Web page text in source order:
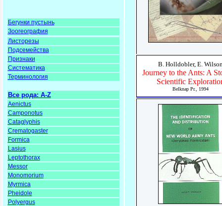
Бегунки пустынь
Зоогеография
Листорезы
Подсемейства
Признаки
Систематика
Терминология
Все рода: A-Z
Aenictus
Camponotus
Cataglyphis
Crematogaster
Formica
Lasius
Leptothorax
Messor
Monomorium
Myrmica
Pheidole
Polyergus
B. Holldobler, E.
Journey to the Ants: A
Scientific
Belknap Pr., 1994